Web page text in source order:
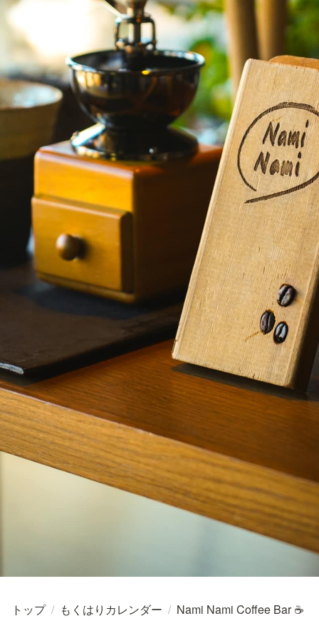
トップ / もくはりカレンダー / Nami Nami Coffee Bar ☕